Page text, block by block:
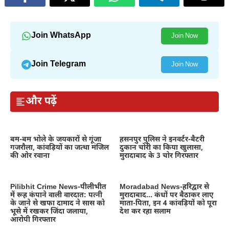
Join WhatsApp Join Now
Join Telegram Join Now
और पढ़ें
बम-बम भोले के जयकारों से गूंजा
गजरौला, कांवड़ियों का जत्था मंजिल
की ओर रवाना
हसनपुर पुलिस ने इनवर्टर-बैटरी
दुकान चोरी का किया खुलासा,
मुरादाबाद के 3 चोर गिरफ्तार
Pilibhit Crime News-पीलीभीत
में रूह कंपाने वाली वारदात: पत्नी
के जाने से खफा दामाद ने सास को
भूसे में रखकर जिंदा जलाया,
आरोपी गिरफ्तार
Moradabad News-हरिद्वार से
मुरादाबाद… कंधों पर बैठाकर लाए
माता-पिता, इन 4 कांवड़ियों को पूरा
देश कर रहा सलाम